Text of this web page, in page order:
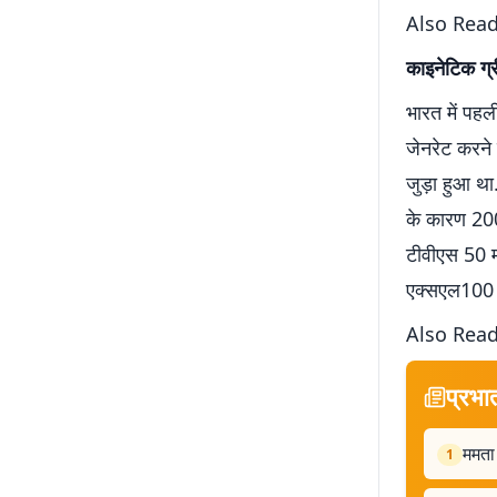
Also
काइनेटिक
भारत में
जेनरेट करने
जुड़ा हुआ
के कारण
टीवीएस 50
एक्सएल100
Also
1